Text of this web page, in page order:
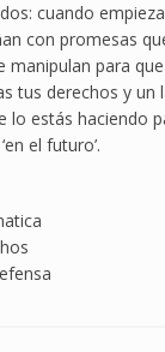
cuando
con promesas
manipulan para
tus derechos y un
lo estás haciendo
el futuro’.